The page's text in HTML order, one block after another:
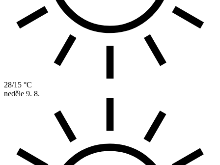
28/15 °C
neděle 9. 8.